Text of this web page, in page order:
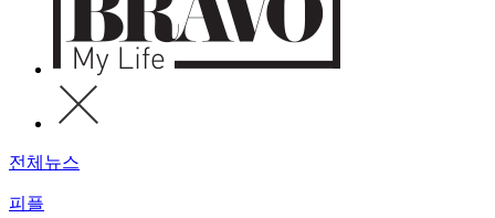
전체뉴스
피플